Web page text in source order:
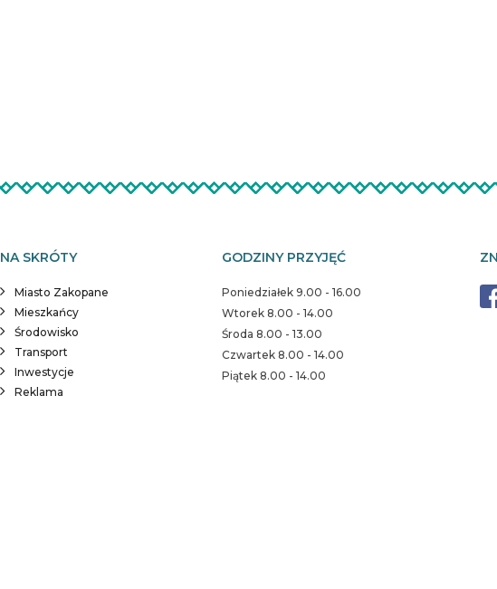
NA SKRÓTY
Miasto Zakopane
Mieszkańcy
Środowisko
Transport
Inwestycje
Reklama
GODZINY PRZYJĘĆ
Poniedziałek 9.00 - 16.00
Wtorek 8.00 - 14.00
Środa 8.00 - 13.00
Czwartek 8.00 - 14.00
Piątek 8.00 - 14.00